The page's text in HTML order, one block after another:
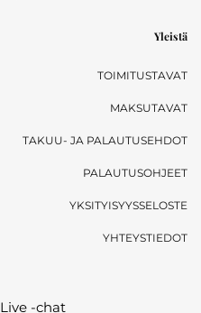
Yleistä
TOIMITUSTAVAT
MAKSUTAVAT
TAKUU- JA PALAUTUSEHDOT
PALAUTUSOHJEET
YKSITYISYYSSELOSTE
YHTEYSTIEDOT
Live -chat